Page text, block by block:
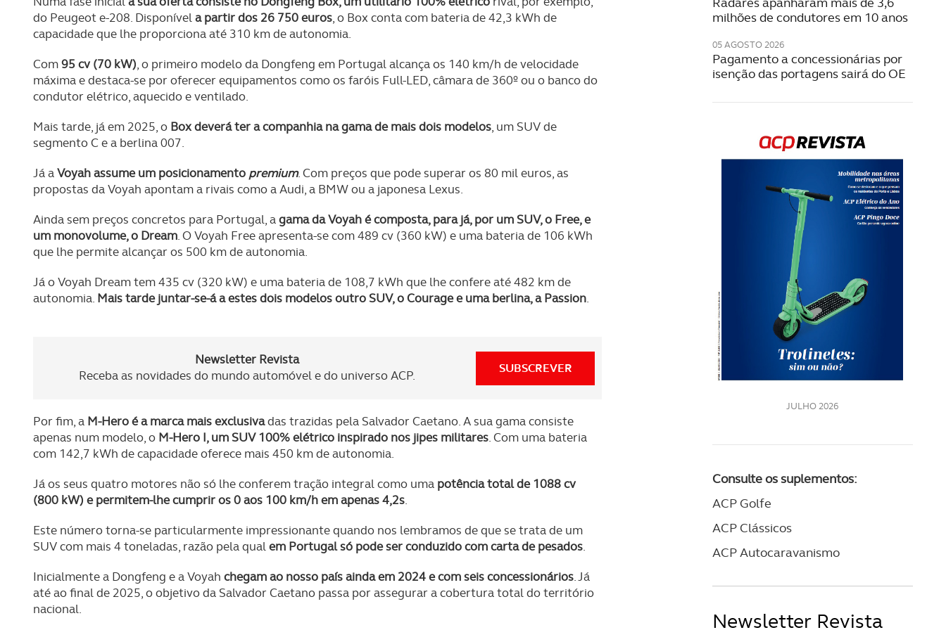
Consulte a política de cookies do site.
do Peugeot e-208. Disponívela partir dos 26 750 euros, o Box conta com bateria de 42,3 kWh de
capacidade que lhe proporciona até 310 km de autonomia.
Com95 cv (70 kW), o primeiro modelo da Dongfeng em Portugal alcança os 140 km/h de velocidade
máxima e destaca-se por oferecer equipamentos como os faróis Full-LED, câmara de 360º ou o banco do
condutor elétrico, aquecido e ventilado.
Mais tarde, já em 2025, o Box deverá ter a companhia na gama de mais dois modelos, um SUV de
segmento C e a berlina 007.
Já aVoyah assume um posicionamento premium. Com preços que pode superar os 80 mil euros, as
propostas da Voyah apontam a rivais como a Audi, a BMW ou a japonesa Lexus.
Ainda sem preços concretos para Portugal, agama da Voyah é composta, para já, por um SUV, o Free, e
um monovolume, o Dream. O Voyah Free apresenta-se com 489 cv (360 kW) e uma bateria de 106 kWh
que lhe permite alcançar os 500 km de autonomia.
Já o Voyah Dream tem 435 cv (320 kW) e uma bateria de 108,7 kWh que lhe confere até 482 km de
autonomia. Mais tarde juntar-se-á a estes dois modelos outro SUV, o Courage e uma berlina, a Passion.
Newsletter Revista
Receba as novidades do mundo automóvel e do universo ACP.
SUBSCREVER
Por fim, a M-Hero é a marca mais exclusivadas trazidas pela Salvador Caetano. A sua gama consiste
apenas num modelo, o M-Hero I, um SUV 100% elétrico inspirado nos jipes militares. Com uma bateria
com 142,7 kWh de capacidade oferece mais 450 km de autonomia.
Já os seus quatro motores não só lhe conferem tração integral como uma potência total de 1088 cv
(800 kW) e permitem-lhe cumprir os 0 aos 100 km/h em apenas 4,2s.
Este número torna-se particularmente impressionante quando nos lembramos de que se trata de um
SUV com mais 4 toneladas, razão pela qualem Portugal só pode ser conduzido com carta de pesados.
Inicialmente a Dongfeng e a Voyah chegam ao nosso país ainda em 2024 e com seis concessionários. Já
até ao final de 2025, o objetivo da Salvador Caetano passa por assegurar a cobertura total do território
nacional.
milhões de condutores em 10 anos
05 AGOSTO 2026
Pagamento a concessionárias por
isenção das portagens sairá do OE
JULHO 2026
Consulte os suplementos:
ACP Golfe
ACP Clássicos
ACP Autocaravanismo
Newsletter Revista